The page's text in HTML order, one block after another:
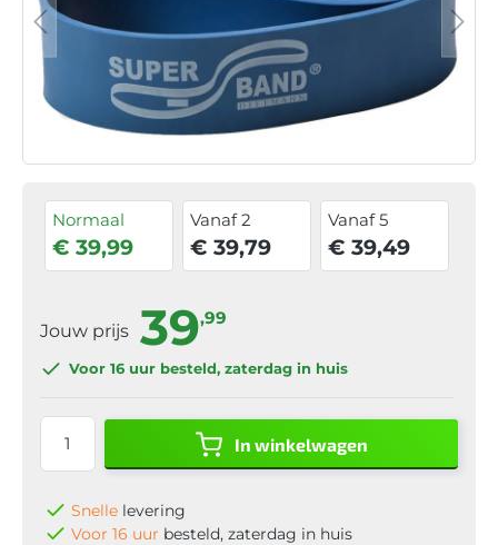
Normaal
€ 39,99
Vanaf 2
€ 39,79
Vanaf 5
€ 39,49
Jouw prijs 39,99
Voor 16 uur besteld, zaterdag in huis
In winkelwagen
Snelle levering
Voor 16 uur besteld, zaterdag in huis